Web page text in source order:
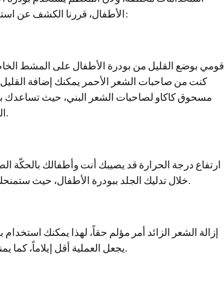
الأطفال، قررنا الكشف عن استخدامات جديدة ومفيدة لبودرة الأطفال:
قومي بوضع القليل من بودرة الأطفال على المشط
كنت من صاحبات الشعر الأحمر يمكنك إضافة
مسحوق كاكاو لصاحبات الشعر البني، حيث
الزيوت المتراكمة في الشعر التي تؤرقك.
ارتفاع درجة الحرارة قد يصيبك أنت وأطفالك بالحكّة
خلال تدليك الجلد ببودرة الأطفال، حيث ستمنحك بشرة ناعمة لها رائحة جذابة بدون ألم.
إزالة الشعر الزائد أمر مؤلم حقاً، لهذا يمكنك
يجعل العملية أقل إيلاماً، كما يمنع إحمرار البشرة الناتج عن إزالة الشعر.